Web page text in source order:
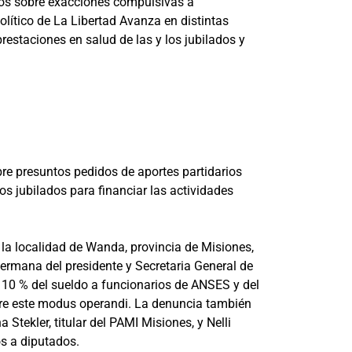
de La Libertad Avanza en distintas
en salud de las y los jubilados y
presuntos pedidos de aportes partidarios
jubilados para financiar las actividades
localidad de Wanda, provincia de Misiones,
del presidente y Secretaria General de
% del sueldo a funcionarios de ANSES y del
este modus operandi. La denuncia también
Stekler, titular del PAMI Misiones, y Nelli
a diputados.